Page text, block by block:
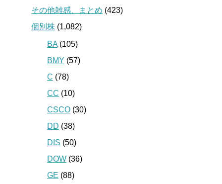
その他雑感、まとめ (423)
個別株 (1,082)
BA (105)
BMY (57)
C (78)
CC (10)
CSCO (30)
DD (38)
DIS (50)
DOW (36)
GE (88)